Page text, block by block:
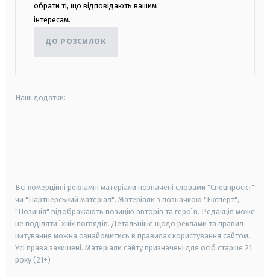
обрати ті, що відповідають вашим
інтересам.
ДО РОЗСИЛОК
Наші додатки:
Всі комерційні рекламні матеріали позначені словами "Спецпроєкт"
чи "Партнерський матеріал". Матеріали з позначкою "Експерт",
"Позиція" відображають позицію авторів та героїв. Редакція може
не поділяти їхніх поглядів. Детальніше щодо реклами та правил
цитування можна ознайомитись в правилах користування сайтом.
Усі права захищені. Матеріали сайту призначені для осіб старше 21
року (21+)